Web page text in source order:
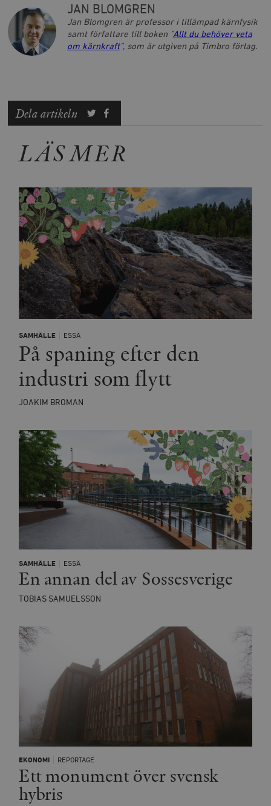
JAN BLOMGREN
Jan Blomgren är professor i tillämpad kärnfysik
samt författare till boken ”Allt du behöver veta
om kärnkraft”, som är utgiven på Timbro förlag.
Dela artikeln
LÄS MER
SAMHÄLLE ESSÄ
På spaning efter den
industri som flytt
JOAKIM BROMAN
SAMHÄLLE ESSÄ
En annan del av Sossesverige
TOBIAS SAMUELSSON
EKONOMI REPORTAGE
Ett monument över svensk
hybris